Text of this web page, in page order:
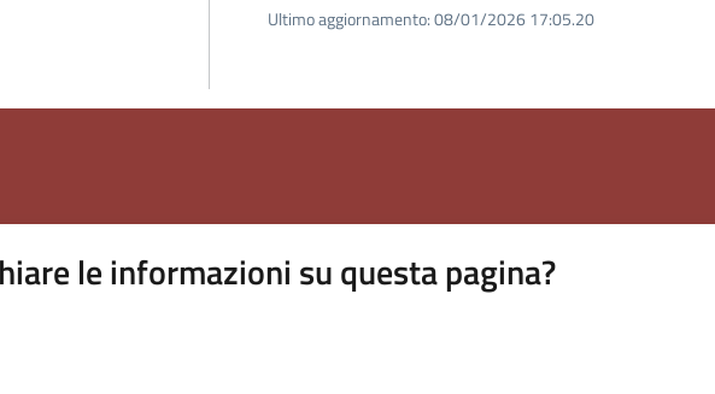
Ultimo aggiornamento:08/01/2026 17:05.20
le informazioni su questa pagina?